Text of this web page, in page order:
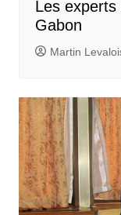
Les
Gabon
Martin